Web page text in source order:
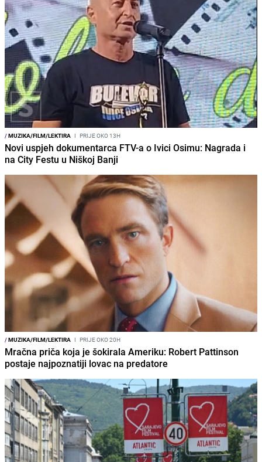
/MUZIKA/FILM/LEKTIRA I PRIJE OKO 13H
Novi uspjeh dokumentarca FTV-a o Ivici Osimu: Nagrada i
na City Festu u Niškoj Banji
/MUZIKA/FILM/LEKTIRA I PRIJE OKO 20H
Mračna priča koja je šokirala Ameriku: Robert Pattinson
postaje najpoznatiji lovac na predatore